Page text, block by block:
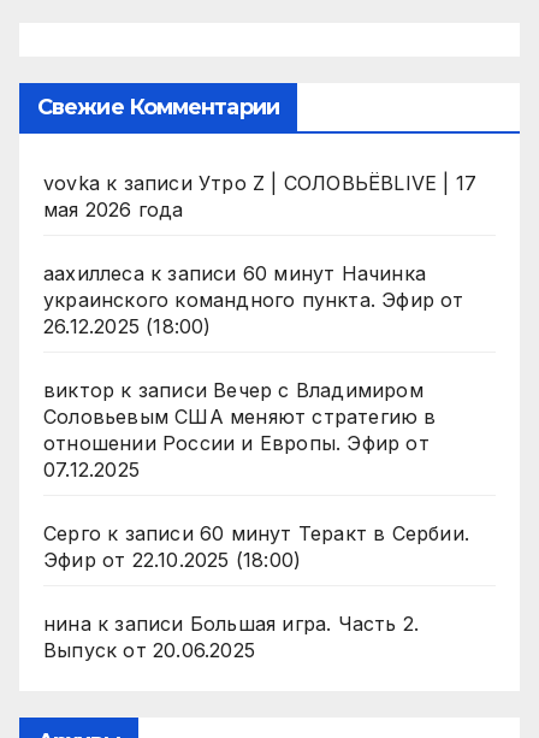
Свежие Комментарии
vovka к записи Утро Z | СОЛОВЬЁВLIVE | 17
мая 2026 года
аахиллесак записи 60 минут Начинка
украинского командного пункта. Эфир от
26.12.2025 (18:00)
виктор к записи Вечер с Владимиром
Соловьевым США меняют стратегию в
отношении России и Европы. Эфир от
07.12.2025
Серго к записи 60 минут Теракт в Сербии.
Эфир от 22.10.2025 (18:00)
нинак записи Большая игра. Часть 2.
Выпуск от 20.06.2025